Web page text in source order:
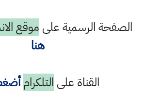
الصفحة الرسمية على موقع
هنا
القناة على التلكرام